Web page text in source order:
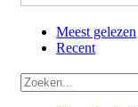
Meest gelezen
Recent